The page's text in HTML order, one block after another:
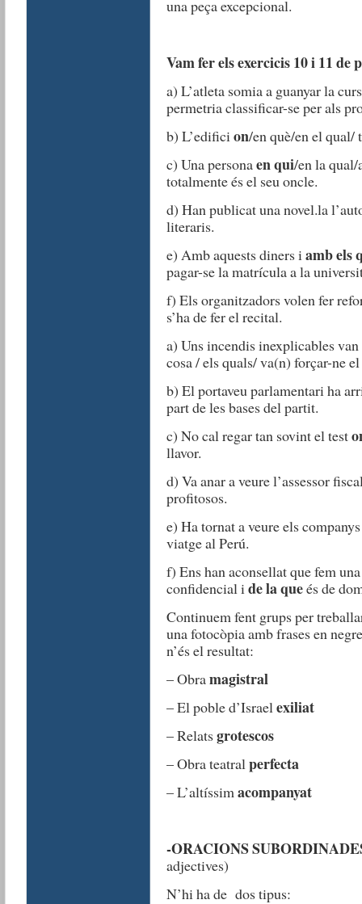
una peça excepcional.
Vam fer els exercicis 10 i 11
a) L’atleta somia a guanyar la
permetria classificar-se per als
b) L’edifici on/en què/en el qual/
c) Una personaen qui/en la
totalmente és el seu oncle.
d) Han publicat una novel.la
literaris.
e) Amb aquests diners i amb els
pagar-se la matrícula a la
f) Els organitzadors volen fer
s’ha de fer el recital.
a) Uns incendis inexplicables
cosa / els quals/ va(n) forçar-ne
b) El portaveu parlamentari ha
part de les bases del partit.
c) No cal regar tan sovint el test
llavor.
d) Va anar a veure l’assessor
profitosos.
e) Ha tornat a veure els
viatge al Perú.
f) Ens han aconsellat que fem
confidencial i de la queés de
Continuem fent grups per
una fotocòpia amb frases en
n’és el resultat:
– Obramagistral
– El poble d’Israel exiliat
– Relatsgrotescos
– Obra teatral perfecta
– L’altíssim acompanyat
-ORACIONS
adjectives)
N’hi ha de dos tipus: